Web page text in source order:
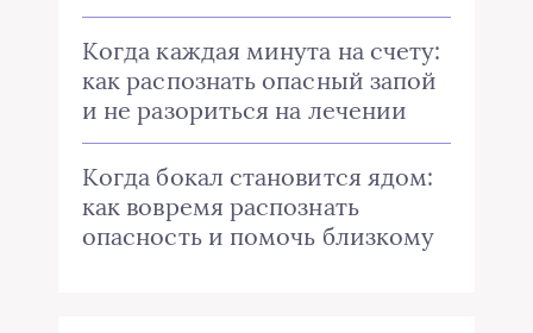
Когда каждая минута на счету:
как распознать опасный запой
и не разориться на лечении
Когда бокал становится ядом:
как вовремя распознать
опасность и помочь близкому